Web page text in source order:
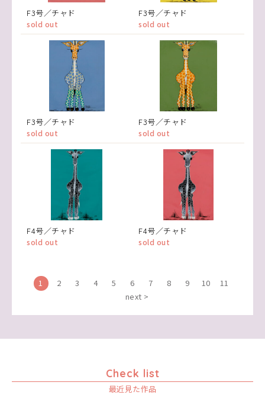
F3号／チャド
sold out
F3号／チャド
sold out
F3号／チャド
sold out
F3号／チャド
sold out
F4号／チャド
sold out
F4号／チャド
sold out
1 2 3 4 5 6 7 8 9 10
11
next >
Check list
最近見た作品